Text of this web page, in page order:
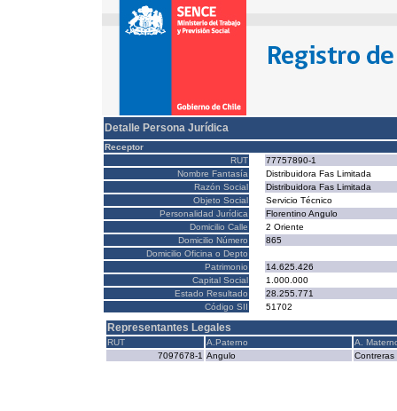
Detalle Persona Jurídica
Receptor
RUT
77757890-1
Nombre Fantasía
Distribuidora Fas Limitada
Razón Social
Distribuidora Fas Limitada
Objeto Social
Servicio Técnico
Personalidad Jurídica
Florentino Angulo
Domicilio Calle
2 Oriente
Domicilio Número
865
Domicilio Oficina o Depto
Patrimonio
14.625.426
Capital Social
1.000.000
Estado Resultado
28.255.771
Código SII
51702
Representantes Legales
RUT A.Paterno
A.
7097678-1 Angulo Contreras